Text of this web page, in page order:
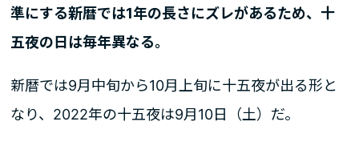
準にする新暦では1年の長さにズレがあるため、十
五夜の日は毎年異なる。
新暦では9月中旬から10月上旬に十五夜が出る形と
なり、2022年の十五夜は9月10日（土）だ。